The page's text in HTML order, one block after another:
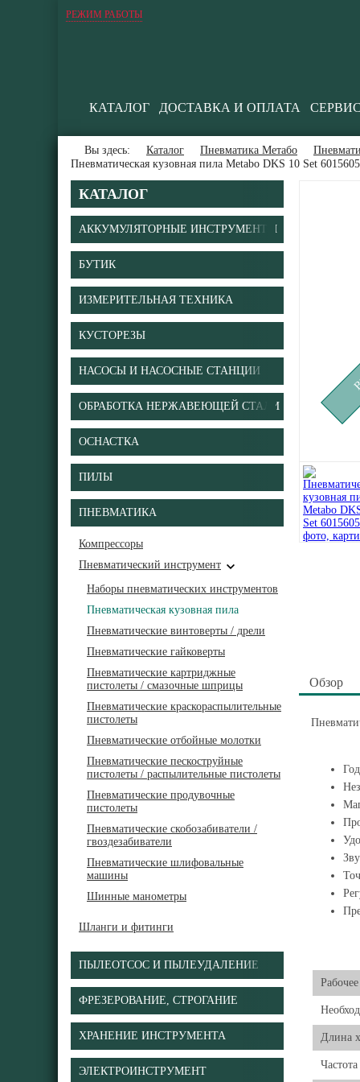
РЕЖИМ РАБОТЫ
КАТАЛОГ ДОСТАВКА И ОПЛАТА СЕРВИС
Вы здесь: Каталог Пневматика Метабо
Пневматическая кузовная пила Metabo DKS 10 Set
КАТАЛОГ
АККУМУЛЯТОРНЫЕ ИНСТРУМЕНТЫ
БУТИК
ИЗМЕРИТЕЛЬНАЯ ТЕХНИКА
КУСТОРЕЗЫ
НАСОСЫ И НАСОСНЫЕ СТАНЦИИ
ОБРАБОТКА НЕРЖАВЕЮЩЕЙ СТАЛИ
ОСНАСТКА
ПИЛЫ
ПНЕВМАТИКА
Компрессоры
Пневматический инструмент
Наборы пневматических инструментов
Пневматическая кузовная пила
Пневматические винтоверты / дрели
Пневматические гайковерты
Пневматические картриджные
пистолеты / смазочные шприцы
Пневматические краскораспылительные
пистолеты
Пневматические отбойные молотки
Пневматические пескоструйные
пистолеты / распылительные пистолеты
Пневматические продувочные
пистолеты
Пневматические скобозабиватели /
гвоздезабиватели
Пневматические шлифовальные
машины
Шинные манометры
Шланги и фитинги
ПЫЛЕОТСОС И ПЫЛЕУДАЛЕНИЕ
ФРЕЗЕРОВАНИЕ, СТРОГАНИЕ
ХРАНЕНИЕ ИНСТРУМЕНТА
ЭЛЕКТРОИНСТРУМЕНТ
Обзор
Длина